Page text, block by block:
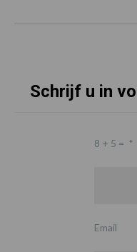
Schrijf u in
8 + 5 = *
Email